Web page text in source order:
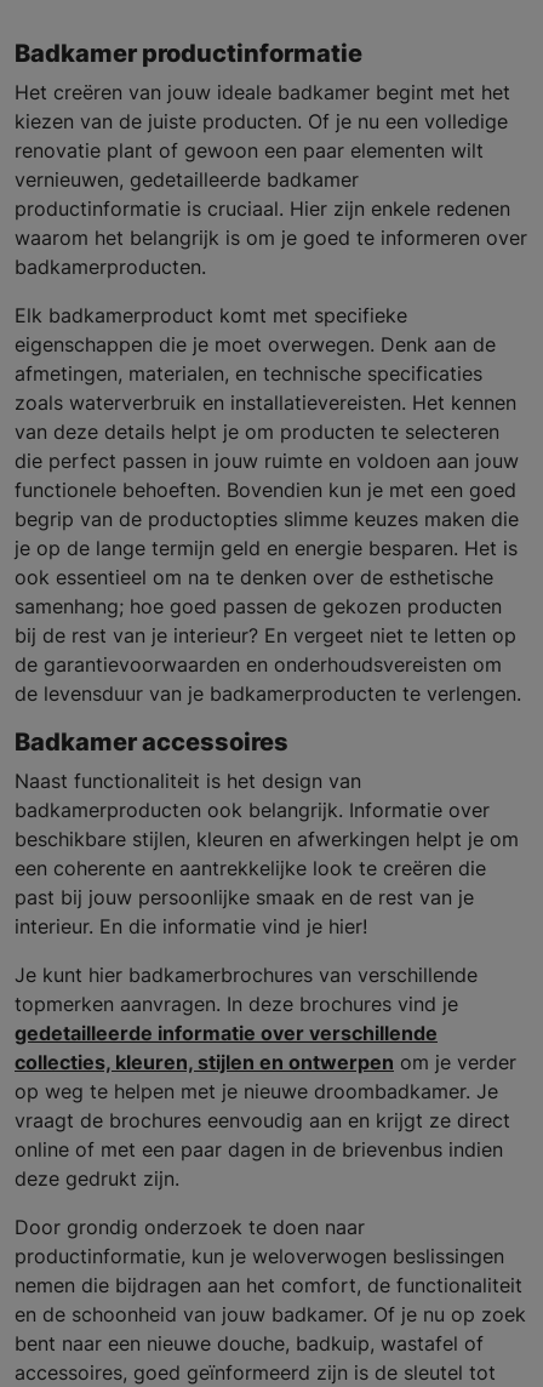
Badkamer productinformatie
Het creëren van jouw ideale badkamer begint met het
kiezen van de juiste producten. Of je nu een volledige
renovatie plant of gewoon een paar elementen wilt
vernieuwen, gedetailleerde badkamer
productinformatie is cruciaal. Hier zijn enkele redenen
waarom het belangrijk is om je goed te informeren over
badkamerproducten.
Elk badkamerproduct komt met specifieke
eigenschappen die je moet overwegen. Denk aan de
afmetingen, materialen, en technische specificaties
zoals waterverbruik en installatievereisten. Het kennen
van deze details helpt je om producten te selecteren
die perfect passen in jouw ruimte en voldoen aan jouw
functionele behoeften. Bovendien kun je met een goed
begrip van de productopties slimme keuzes maken die
je op de lange termijn geld en energie besparen. Het is
ook essentieel om na te denken over de esthetische
samenhang; hoe goed passen de gekozen producten
bij de rest van je interieur? En vergeet niet te letten op
de garantievoorwaarden en onderhoudsvereisten om
de levensduur van je badkamerproducten te verlengen.
Badkamer accessoires
Naast functionaliteit is het design van
badkamerproducten ook belangrijk. Informatie over
beschikbare stijlen, kleuren en afwerkingen helpt je om
een coherente en aantrekkelijke look te creëren die
past bij jouw persoonlijke smaak en de rest van je
interieur. En die informatie vind je hier!
Je kunt hier badkamerbrochures van verschillende
topmerken aanvragen. In deze brochures vind je
gedetailleerde informatie over verschillende
collecties, kleuren, stijlen en ontwerpen om je verder
op weg te helpen met je nieuwe droombadkamer. Je
vraagt de brochures eenvoudig aan en krijgt ze direct
online of met een paar dagen in de brievenbus indien
deze gedrukt zijn.
Door grondig onderzoek te doen naar
productinformatie, kun je weloverwogen beslissingen
nemen die bijdragen aan het comfort, de functionaliteit
en de schoonheid van jouw badkamer. Of je nu op zoek
bent naar een nieuwe douche, badkuip, wastafel of
accessoires, goed geïnformeerd zijn is de sleutel tot